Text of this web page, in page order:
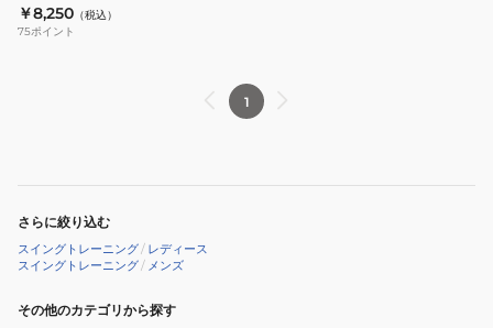
￥8,250 （税込）
75ポイント
1
さらに絞り込む
スイングトレーニング/ レディース
スイングトレーニング/ メンズ
その他のカテゴリから探す